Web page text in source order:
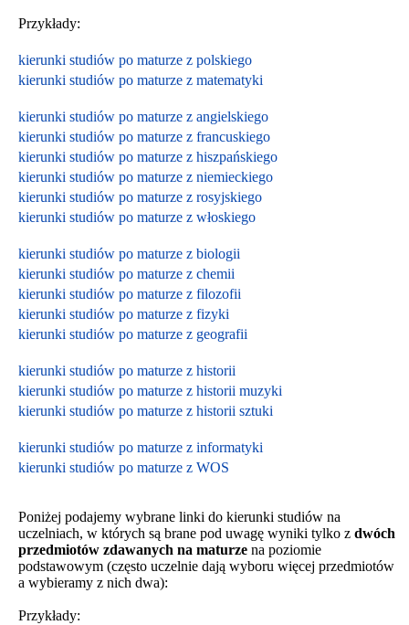
Przykłady:
kierunki studiów po maturze z polskiego
kierunki studiów po maturze z matematyki
kierunki studiów po maturze z angielskiego
kierunki studiów po maturze z francuskiego
kierunki studiów po maturze z hiszpańskiego
kierunki studiów po maturze z niemieckiego
kierunki studiów po maturze z rosyjskiego
kierunki studiów po maturze z włoskiego
kierunki studiów po maturze z biologii
kierunki studiów po maturze z chemii
kierunki studiów po maturze z filozofii
kierunki studiów po maturze z fizyki
kierunki studiów po maturze z geografii
kierunki studiów po maturze z historii
kierunki studiów po maturze z historii muzyki
kierunki studiów po maturze z historii sztuki
kierunki studiów po maturze z informatyki
kierunki studiów po maturze z WOS
Poniżej podajemy wybrane linki do kierunki studiów na
uczelniach, w których są brane pod uwagę wyniki tylko z dwóch
przedmiotów zdawanych na maturze na poziomie
podstawowym (często uczelnie dają wyboru więcej przedmiotów
a wybieramy z nich dwa):
Przykłady: